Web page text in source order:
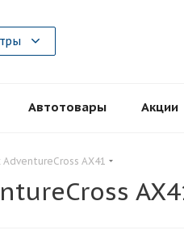
Автотовары Акции
AX41